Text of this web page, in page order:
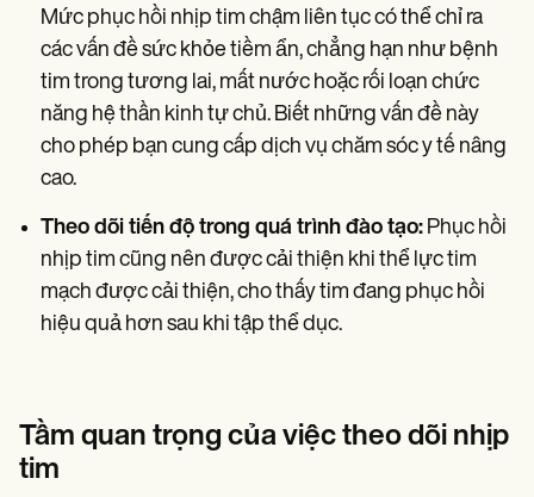
Mức phục hồi nhịp tim chậm liên tục có thể chỉ ra
các vấn đề sức khỏe tiềm ẩn, chẳng hạn như bệnh
tim trong tương lai, mất nước hoặc rối loạn chức
năng hệ thần kinh tự chủ. Biết những vấn đề này
cho phép bạn cung cấp dịch vụ chăm sóc y tế nâng
cao.
Theo dõi tiến độ trong quá trình đào tạo: Phục hồi
nhịp tim cũng nên được cải thiện khi thể lực tim
mạch được cải thiện, cho thấy tim đang phục hồi
hiệu quả hơn sau khi tập thể dục.
Tầm quan trọng của việc theo dõi nhịp
tim